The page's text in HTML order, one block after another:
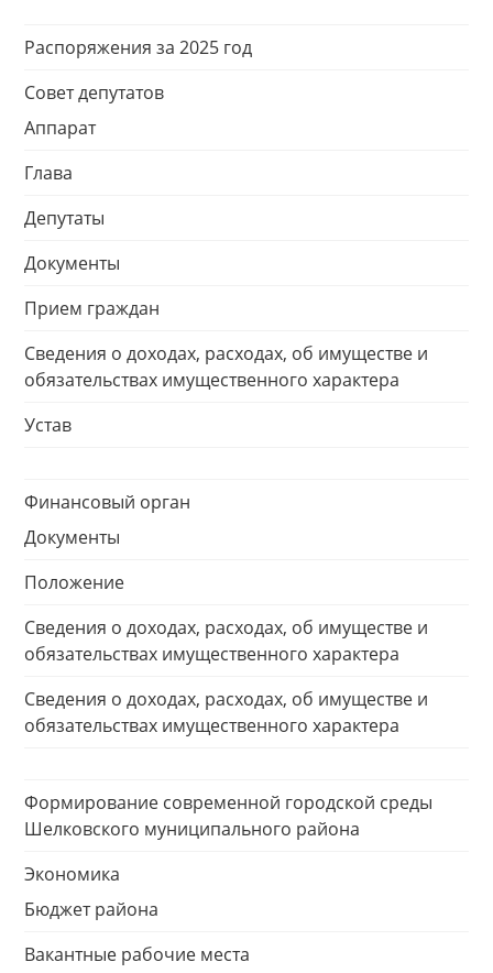
Распоряжения за 2025 год
Совет депутатов
Аппарат
Глава
Депутаты
Документы
Прием граждан
Сведения о доходах, расходах, об имуществе и
обязательствах имущественного характера
Устав
Финансовый орган
Документы
Положение
Сведения о доходах, расходах, об имуществе и
обязательствах имущественного характера
Сведения о доходах, расходах, об имуществе и
обязательствах имущественного характера
Формирование современной городской среды
Шелковского муниципального района
Экономика
Бюджет района
Вакантные рабочие места